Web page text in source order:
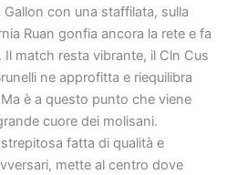
con una staffilata, sulla
Ruan gonfia ancora la rete e fa
match resta vibrante, il Cln Cus
ne approfitta e riequilibra
è a questo punto che viene
cuore dei molisani.
fatta di qualità e
mette al centro dove